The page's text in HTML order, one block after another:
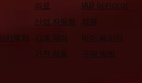
키텍처
의료
산업 자동화
기계 제어
가전 제품
IAR 아카데미
지원
마이 페이지
구매 방법